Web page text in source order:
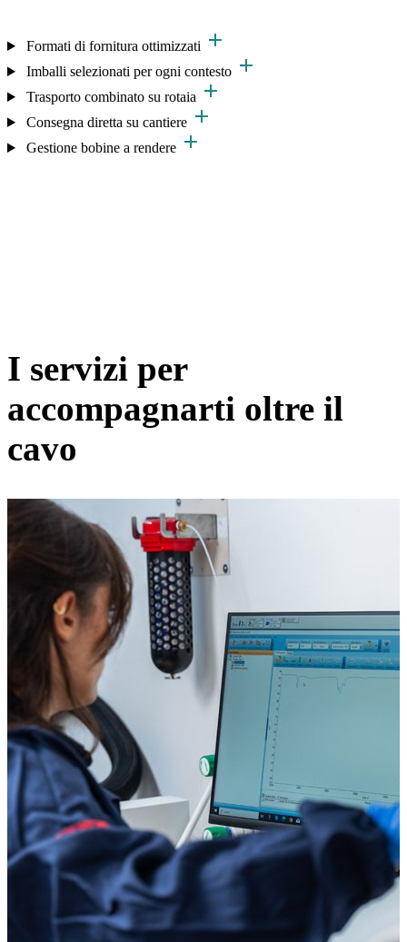
Formati di fornitura ottimizzati add
Imballi selezionati per ogni contesto add
Trasporto combinato su rotaia add
Consegna diretta su cantiere add
Gestione bobine a rendere add
I servizi per
accompagnarti oltre il
cavo